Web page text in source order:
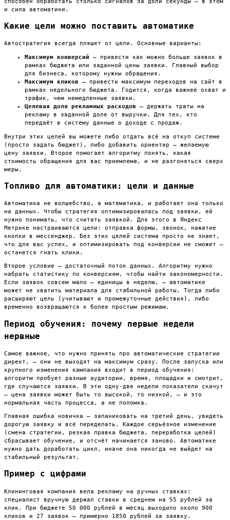
и сила автоматики.
Какие цели можно поставить автоматике
Автостратегия всегда пляшет от цели. Основные варианты:
Максимум конверсий — привести как можно больше заявок в
рамках бюджета или заданной цены заявки. Главный выбор
для бизнеса, которому нужны обращения.
Максимум кликов — привести максимум переходов на сайт в
рамках недельного бюджета. Годится, когда важнее охват и
трафик, чем немедленные заявки.
Целевая доля рекламных расходов — держать траты на
рекламу в заданной доле от выручки. Для тех, кто
передаёт в систему данные о доходе с продаж.
Внутри этих целей вы можете либо отдать всё на откуп системе
(просто задать бюджет), либо добавить ориентир — желаемую
цену заявки. Второе помогает алгоритму понять, какая
стоимость обращения для вас приемлема, и не разгоняться сверх
меры.
Топливо для автоматики: цели и данные
Автоматика не волшебство, а математика, и работает она только
на данных. Чтобы стратегия оптимизировалась под заявки, ей
нужно понимать, что считать заявкой. Для этого в Яндекс
Метрике настраиваются цели: отправка формы, звонок, нажатие
кнопки в мессенджер. Без этих целей система просто не знает,
что для вас успех, и оптимизировать под конверсии не сможет —
останется гнать клики.
Второе условие — достаточный поток данных. Алгоритму нужно
набрать статистику по конверсиям, чтобы найти закономерности.
Если заявок совсем мало — единицы в неделю, — автоматике
может не хватить материала для стабильной работы. Тогда либо
расширяют цель (учитывают и промежуточные действия), либо
временно возвращаются к более простым режимам.
Период обучения: почему первые недели
нервные
Самое важное, что нужно принять про автоматические стратегии
директ, — они не выходят на максимум сразу. После запуска или
крупного изменения кампания входит в период обучения:
алгоритм пробует разные аудитории, время, площадки и смотрит,
где случаются заявки. В эти одну-две недели показатели скачут
— цена заявки может быть то высокой, то низкой, — и это
нормальная часть процесса, а не поломка.
Главная ошибка новичка — запаниковать на третий день, увидеть
дорогую заявку и всё переделать. Каждое серьёзное изменение
(смена стратегии, резкая правка бюджета, переработка целей)
сбрасывает обучение, и отсчёт начинается заново. Автоматике
нужно дать доработать цикл, иначе она никогда не выйдет на
стабильный результат.
Пример с цифрами
Клининговая компания вела рекламу на ручных ставках:
специалист вручную держал ставки в среднем на 55 рублей за
клик. При бюджете 50 000 рублей в месяц выходило около 900
кликов и 27 заявок — примерно 1850 рублей за заявку.